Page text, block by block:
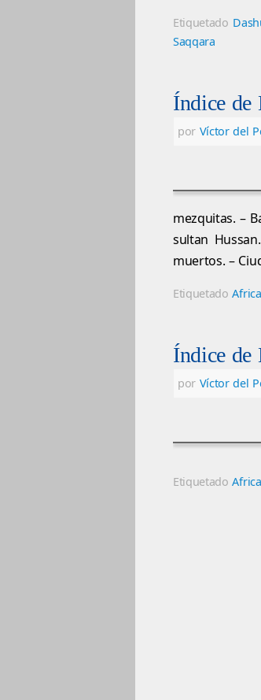
Etiquetado
Saqqara
Índice de
por Víctor del
mezquitas. –
sultan
muertos. –
EtiquetadoAfrica
Índice de
por Víctor del
EtiquetadoAfrica